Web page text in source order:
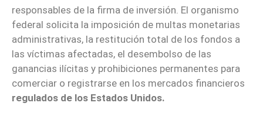
responsables de la firma de inversión. El organismo
federal solicita la imposición de multas monetarias
administrativas, la restitución total de los fondos a
las víctimas afectadas, el desembolso de las
ganancias ilícitas y prohibiciones permanentes para
comerciar o registrarse en los mercados financieros
regulados de los Estados Unidos.